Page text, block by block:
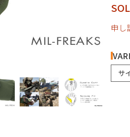
申し
サ